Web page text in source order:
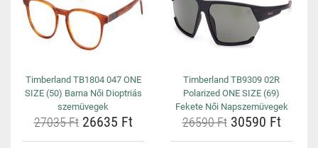
Timberland TB1804 047 ONE
SIZE (50) Barna Női Dioptriás
szemüvegek
27035 Ft26635 Ft
Timberland TB9309 02R
Polarized ONE SIZE (69)
Fekete Női Napszemüvegek
26590 Ft30590 Ft